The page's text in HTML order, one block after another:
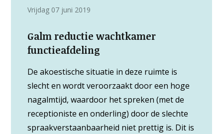
Vrijdag 07 juni 2019
Galm reductie wachtkamer
functieafdeling
De akoestische situatie in deze ruimte is
slecht en wordt veroorzaakt door een hoge
nagalmtijd, waardoor het spreken (met de
receptioniste en onderling) door de slechte
spraakverstaanbaarheid niet prettig is. Dit is